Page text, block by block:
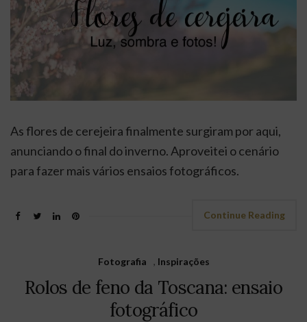
As flores de cerejeira finalmente surgiram por aqui,
anunciando o final do inverno. Aproveitei o cenário
para fazer mais vários ensaios fotográficos.
Continue Reading
Fotografia , Inspirações
Rolos de feno da Toscana: ensaio
fotográfico